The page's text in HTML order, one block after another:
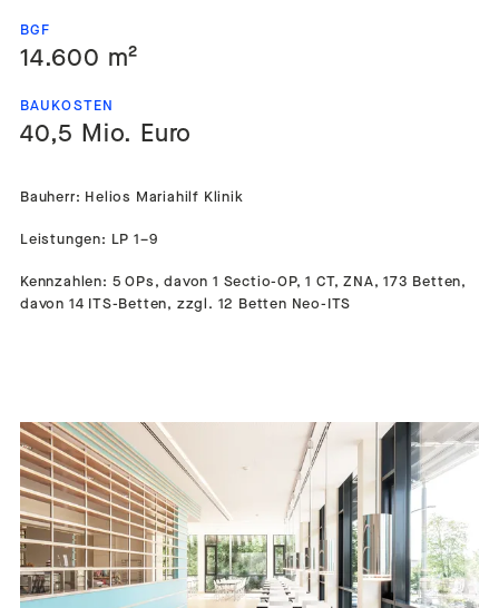
BGF
14.600 m²
BAUKOSTEN
40,5 Mio. Euro
Bauherr: Helios Mariahilf Klinik
Leistungen: LP 1–9
Kennzahlen: 5 OPs, davon 1 Sectio-OP, 1 CT, ZNA, 173 Betten,
davon 14 ITS-Betten, zzgl. 12 Betten Neo-ITS